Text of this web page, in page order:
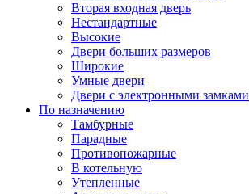
Вторая входная дверь
Нестандартные
Высокие
Двери больших размеров
Широкие
Умные двери
Двери с электронными замками
По назначению
Тамбурные
Парадные
Противопожарные
В котельную
Утепленные